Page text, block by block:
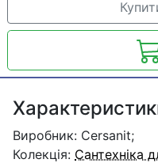
Виробник: Cersanit;
Колекція: Сантехніка